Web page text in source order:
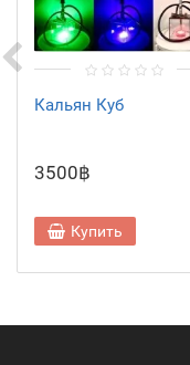
Кальян Куб
3500฿
Купить